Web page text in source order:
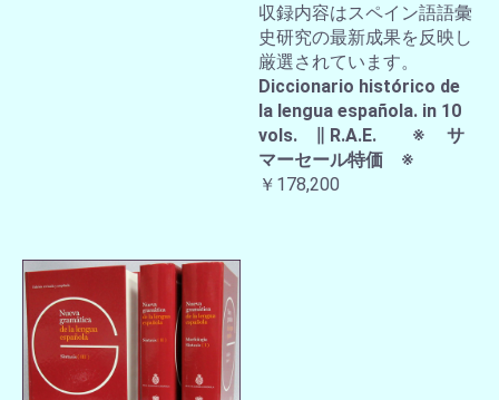
収録内容はスペイン語語彙
史研究の最新成果を反映し
厳選されています。
Diccionario histórico de
la lengua española. in 10
vols. ∥ R.A.E. ※ サ
マーセール特価 ※
￥178,200